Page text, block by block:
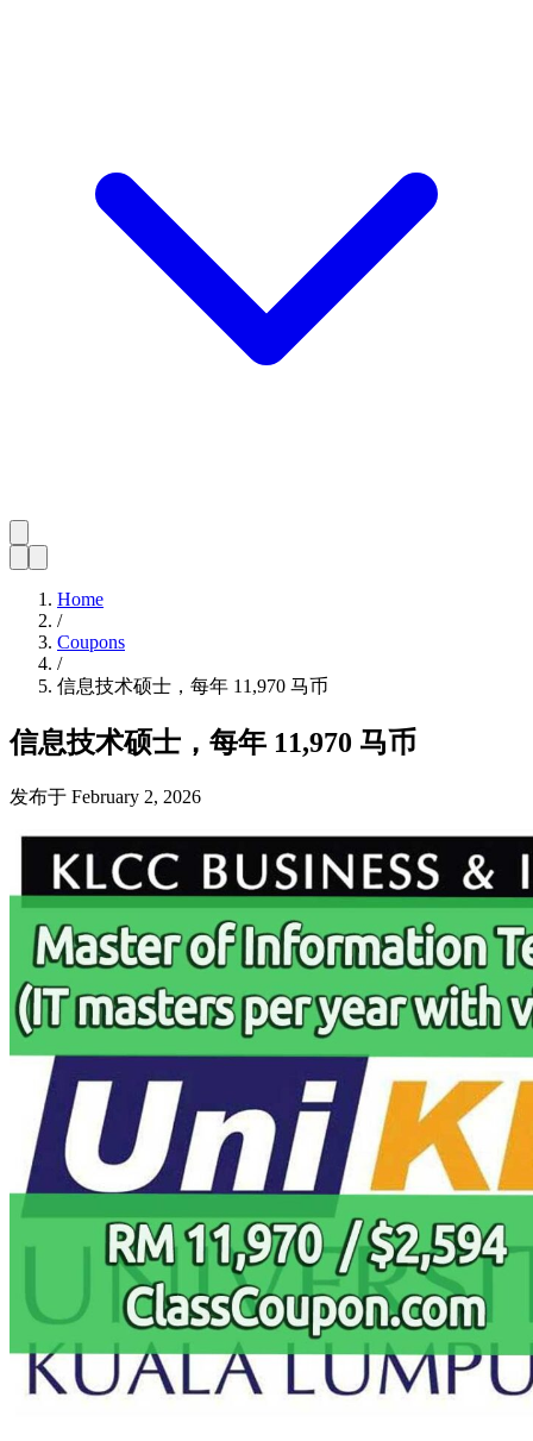
Home
/
Coupons
/
信息技术硕士，每年 11,970 马币
信息技术硕士，每年 11,970 马币
发布于 February 2, 2026